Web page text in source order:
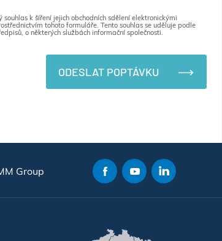
k šíření jejich obchodních sdělení elektronickými
tohoto formuláře. Tento souhlas se uděluje podle
o některých službách informační společnosti.
ODESLAT POPTÁVKU
Group